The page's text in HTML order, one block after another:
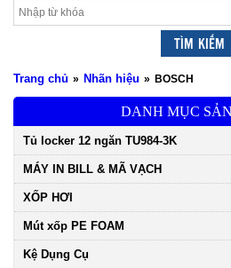
Trang chủ » Nhãn hiệu » BOSCH
DANH MỤC
Tủ locker 12 ngăn TU984-3K
MÁY IN BILL & MÃ VẠCH
XỐP HƠI
Mút xốp PE FOAM
Kệ Dụng Cụ